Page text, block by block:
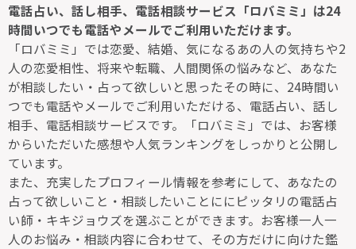
電話占い、話し相手、電話相談サービス「ロバミミ」は24
時間いつでも電話やメールでご利用いただけます。
「ロバミミ」では恋愛、結婚、気になるあの人の気持ちや2
人の恋愛相性、将来や転職、人間関係の悩みなど、あなた
が相談したい・占って欲しいと思ったその時に、24時間い
つでも電話やメールでご利用いただける、電話占い、話し
相手、電話相談サービスです。「ロバミミ」では、お客様
からいただいた感想や人気ランキングをしっかりと公開し
ています。
また、充実したプロフィール情報を参考にして、あなたの
占って欲しいこと・相談したいことににピッタリの電話占
い師・キキジョウズを選ぶことができます。お客様一人一
人のお悩み・相談内容に合わせて、その方だけに向けた鑑